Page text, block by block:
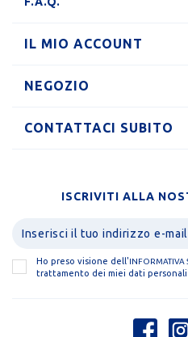
IL MIO ACCOUNT
NEGOZIO
CONTATTACI SUBITO
ISCRIVITI ALLA
Ho preso visione dell' INFORMATIVA
trattamento dei miei dati personali